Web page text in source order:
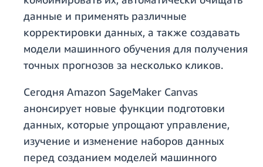
данные и применять различные
корректировки данных, а также создавать
модели машинного обучения для получения
точных прогнозов за несколько кликов.
Сегодня Amazon SageMaker Canvas
анонсирует новые функции подготовки
данных, которые упрощают управление,
изучение и изменение наборов данных
перед созданием моделей машинного